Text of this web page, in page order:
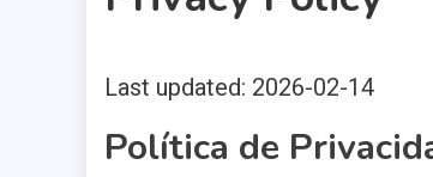
3 MINS READ
Last updated: 2026-02-14
Política de